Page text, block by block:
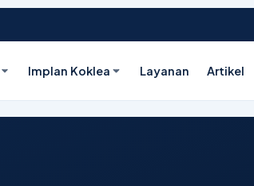
Implan Koklea Layanan Artikel